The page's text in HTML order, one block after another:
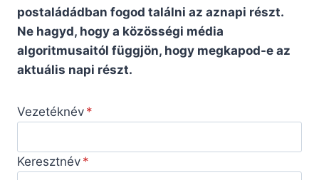
postaládádban fogod találni az aznapi részt.
Ne hagyd, hogy a közösségi média
algoritmusaitól függjön, hogy megkapod-e az
aktuális napi részt.
Vezetéknév
Keresztnév